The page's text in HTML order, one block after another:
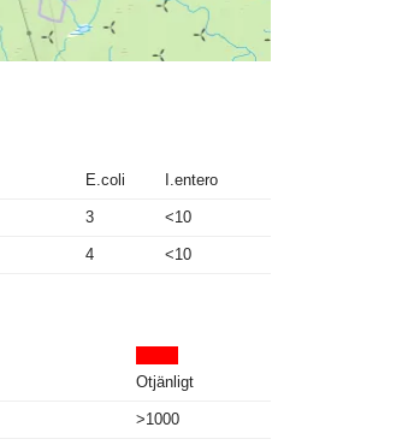
E.coli I.entero
3 <10
4 <10
Otjänligt
>1000